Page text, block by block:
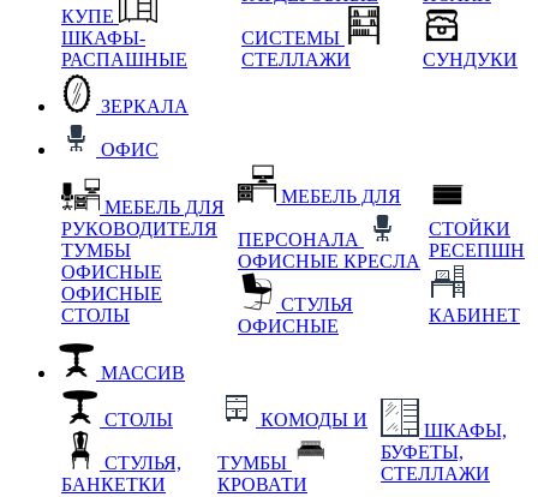
КУПЕ
ШКАФЫ-
РАСПАШНЫЕ
СИСТЕМЫ
СТЕЛЛАЖИ
СУНДУКИ
ЗЕРКАЛА
ОФИС
МЕБЕЛЬ ДЛЯ
РУКОВОДИТЕЛЯ
ТУМБЫ
ОФИСНЫЕ
ОФИСНЫЕ
СТОЛЫ
МЕБЕЛЬ ДЛЯ
ПЕРСОНАЛА
ОФИСНЫЕ КРЕСЛА
СТУЛЬЯ
ОФИСНЫЕ
СТОЙКИ
РЕСЕПШН
КАБИНЕТ
МАССИВ
СТОЛЫ
СТУЛЬЯ,
БАНКЕТКИ
КОМОДЫ И
ТУМБЫ
КРОВАТИ
ШКАФЫ,
БУФЕТЫ,
СТЕЛЛАЖИ